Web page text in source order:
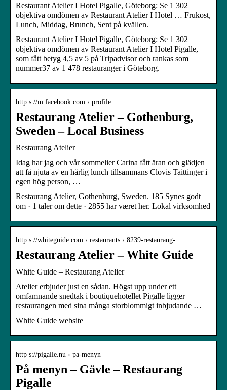
Restaurant Atelier I Hotel Pigalle, Göteborg: Se 1 302
objektiva omdömen av Restaurant Atelier I Hotel … Frukost,
Lunch, Middag, Brunch, Sent på kvällen.
Restaurant Atelier I Hotel Pigalle, Göteborg: Se 1 302
objektiva omdömen av Restaurant Atelier I Hotel Pigalle,
som fått betyg 4,5 av 5 på Tripadvisor och rankas som
nummer37 av 1 478 restauranger i Göteborg.
http s://m.facebook.com › profile
Restaurang Atelier – Gothenburg,
Sweden – Local Business
Restaurang Atelier
Idag har jag och vår sommelier Carina fått äran och glädjen
att få njuta av en härlig lunch tillsammans Clovis Taittinger i
egen hög person, …
Restaurang Atelier, Gothenburg, Sweden. 185 Synes godt
om · 1 taler om dette · 2855 har været her. Lokal virksomhed
http s://whiteguide.com › restaurants › 8239-restaurang-…
Restaurang Atelier – White Guide
White Guide – Restaurang Atelier
Atelier erbjuder just en sådan. Högst upp under ett
omfamnande snedtak i boutiquehotellet Pigalle ligger
restaurangen med sina många storblommigt inbjudande …
White Guide website
http s://pigalle.nu › pa-menyn
På menyn – Gävle – Restaurang
Pigalle